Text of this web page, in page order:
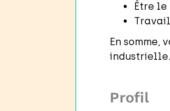
Être le
En
industrielle.
Profil